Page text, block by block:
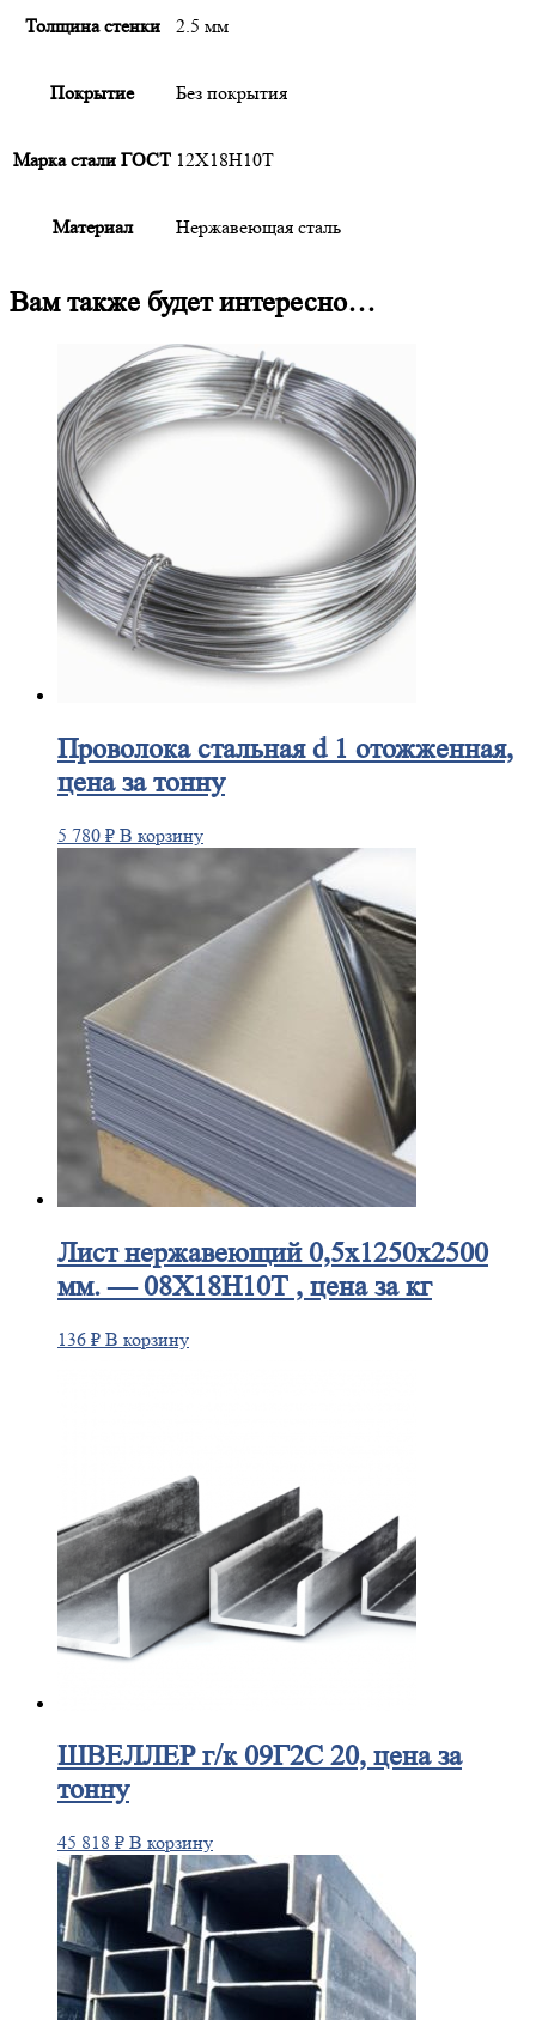
Толщина стенки 2.5 мм
Покрытие Без покрытия
Марка стали ГОСТ 12Х18Н10Т
Материал Нержавеющая сталь
Вам также будет интересно…
Проволокастальная d 1 отожженная,
цена за тонну
5 780 ₽ В корзину
Листнержавеющий 0,5x1250x2500
мм. — 08Х18Н10Т , цена за кг
136 ₽ В корзину
ШВЕЛЛЕРг/к 09Г2С 20, цена за
тонну
45 818 ₽ В корзину